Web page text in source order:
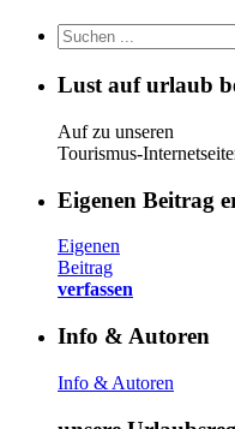
Lust auf urlaub
Auf zu unseren
Tourismus-
Eigenen Beitrag
Eigenen
Beitrag
verfassen
Info & Autoren
Info & Autoren